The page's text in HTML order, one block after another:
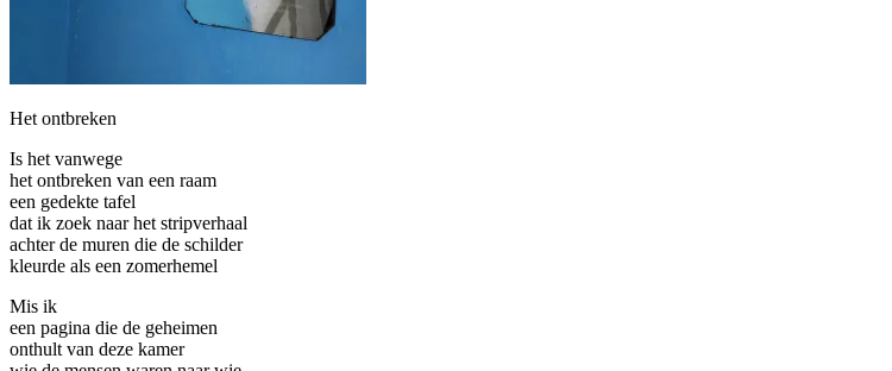
Het ontbreken
Is het vanwege
het ontbreken van een raam
een gedekte tafel
dat ik zoek naar het stripverhaal
achter de muren die de schilder
kleurde als een zomerhemel
Mis ik
een pagina die de geheimen
onthult van deze kamer